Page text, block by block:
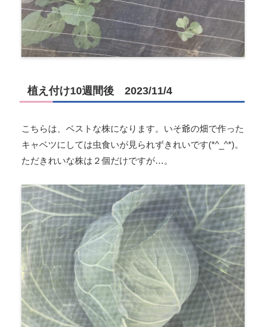
植え付け10週間後 2023/11/4
こちらは、ベストな株になります。いそ爺の畑で作った
キャベツにしては虫食いが見られずきれいです(*^_^*)。
ただきれいな株は２個だけですが…。